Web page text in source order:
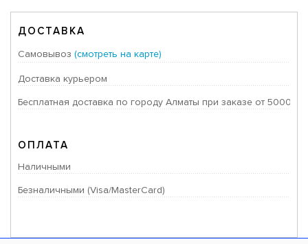
ДОСТАВКА
Самовывоз (смотреть на карте)
Доставка курьером
Бесплатная доставка по городу Алматы при заказе от 50000
ОПЛАТА
Наличными
Безналичными (Visa/MasterCard)